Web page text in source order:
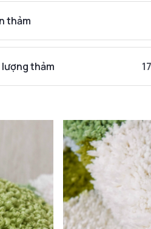
thảm
thảm